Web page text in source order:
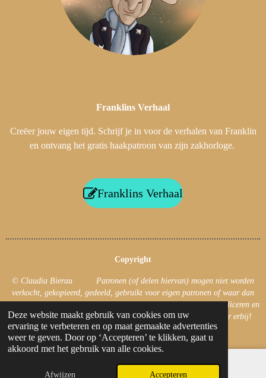
Deze website maakt gebruik van cookies om uw
ervaring te verbeteren en op maat gemaakte advertenties
weer te geven. Door op ‘Accepteren’ te klikken, gaat u
akkoord met het gebruik van alle cookies.
Afwijzen Accepteren
Franklins Verhaal
Creëer jouw eigen tijd. Schrijf je in voor de verhalen van Franklin
en ontvang het gratis haakpatroon van zijn zakhorloge.
Franklins Verhaal
Copyright
© Claudia Bierau Patronen (of delen hiervan) mogen niet worden
verkocht, gekopieerd, gedeeld, gebruikt voor eigen patronen of waar dan
ook gepubliceerd! Uiteraard mag je foto’s van jouw haakwerk publiceren en
jouw haakwerk verkopen. Zet dan wel de naam van de ontwerper erbij!
© 2019 - 2026 CB's Creations